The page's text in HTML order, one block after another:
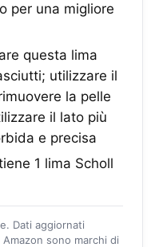
per una migliore
questa lima
utilizzare il
la pelle
il lato più
e precisa
1 lima Scholl
Dati aggiornati
sono marchi di